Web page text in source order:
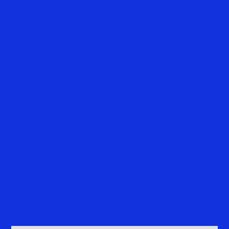
2026.06.01 お知らせ